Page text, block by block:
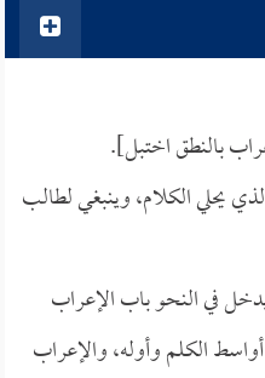
بالنطق اختبل].
يحلي الكلام، وينبغي لطالب
في النحو باب الإعراب
الكلم وأوله، والإعراب